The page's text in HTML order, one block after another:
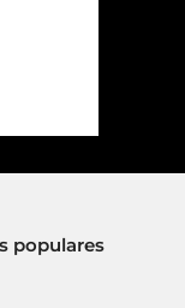
populares